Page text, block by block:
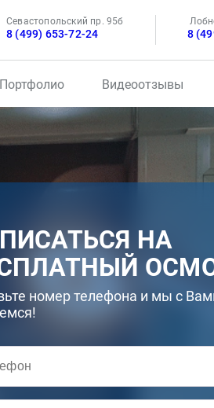
Севастопольский пр. 95б
8 (499) 653-72-24 8
Портфолио Видеоотзывы
НА
номер телефона и мы с